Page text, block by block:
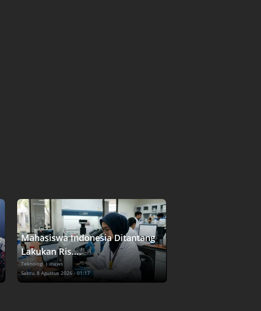
Mahasiswa Indonesia Ditantang
Lakukan Ris....
Teknologi | inews
Sabtu, 8 Agustus 2026 - 01:17